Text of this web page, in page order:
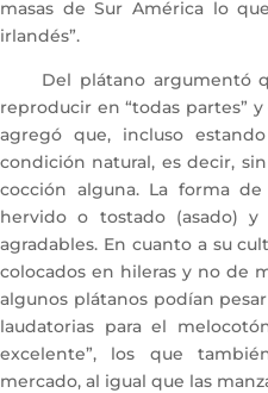
masas de Sur América lo
irlandés”.
Del plátano argumentó
reproducir en “todas partes”
agregó que, incluso
condición natural, es decir,
cocción alguna. La forma
hervido o tostado (asado)
agradables. En cuanto a su
colocados en hileras y no de
algunos plátanos podían
laudatorias para el
excelente”, los que
mercado, al igual que las